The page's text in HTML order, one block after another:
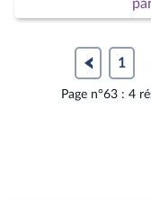
1
Page n°63 : 4